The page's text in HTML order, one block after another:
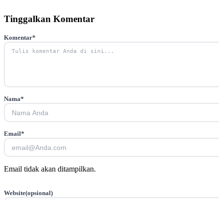
Tinggalkan Komentar
Komentar*
Nama*
Email*
Email tidak akan ditampilkan.
Website(opsional)